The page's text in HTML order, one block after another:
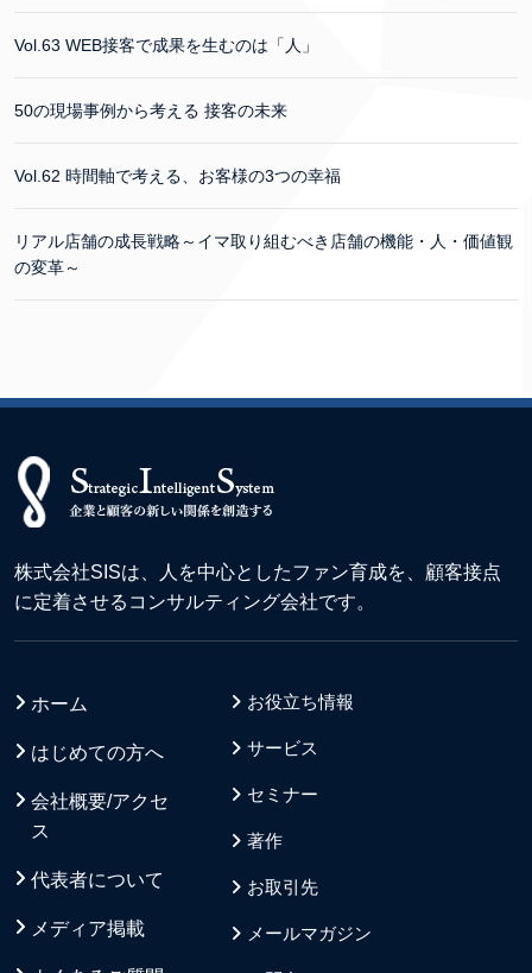
Vol.63 WEB接客で成果を生むのは「人」
50の現場事例から考える 接客の未来
Vol.62 時間軸で考える、お客様の3つの幸福
リアル店舗の成長戦略～イマ取り組むべき店舗の機能・人・価値観
の変革～
株式会社SISは、人を中心としたファン育成を、顧客接点
に定着させるコンサルティング会社です。
ホーム
はじめての方へ
会社概要/アクセ
ス
代表者について
メディア掲載
お役立ち情報
サービス
セミナー
著作
お取引先
メールマガジン